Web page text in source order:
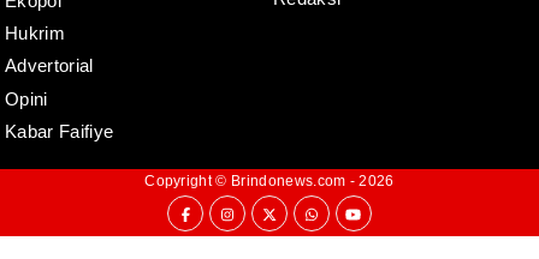
Hukrim
Advertorial
Opini
Kabar Faifiye
Copyright © Brindonews.com - 2026